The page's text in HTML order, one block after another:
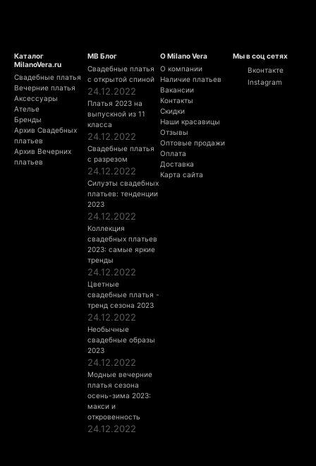
Каталог
MilanoVera.ru
Свадебные платья
Вечерние платья
Аксессуары
Ателье
Бренды
Архив Свадебных
платьев
Архив Вечерних
платьев
МВ Блог
Свадебные платья
с открытой спиной
24.12.2022
Платья 2023 на
выпускной из 11
класса
24.12.2022
Свадебные платья
с разрезом
24.12.2022
Силуэты свадебных
платьев: тенденции
2023
24.12.2022
Коллекция
свадебных платьев
2023: самые яркие
тренды
24.12.2022
Цветные
свадебные платья -
тренд сезона 2023
24.12.2022
Необычные
свадебные образы
2023
24.12.2022
Модные вечерние
платья сезона
осень-зима 2023:
макси и
откровенность
24.12.2022
О Milano Vera
О компании
Наличие платьев
Вакансии
Контакты
Скидки
Наши красавицы
Отзывы
Оптовые продажи
Оплата
Доставка
Карта сайта
Мы в соц сетях
Вконтакте
Instagram